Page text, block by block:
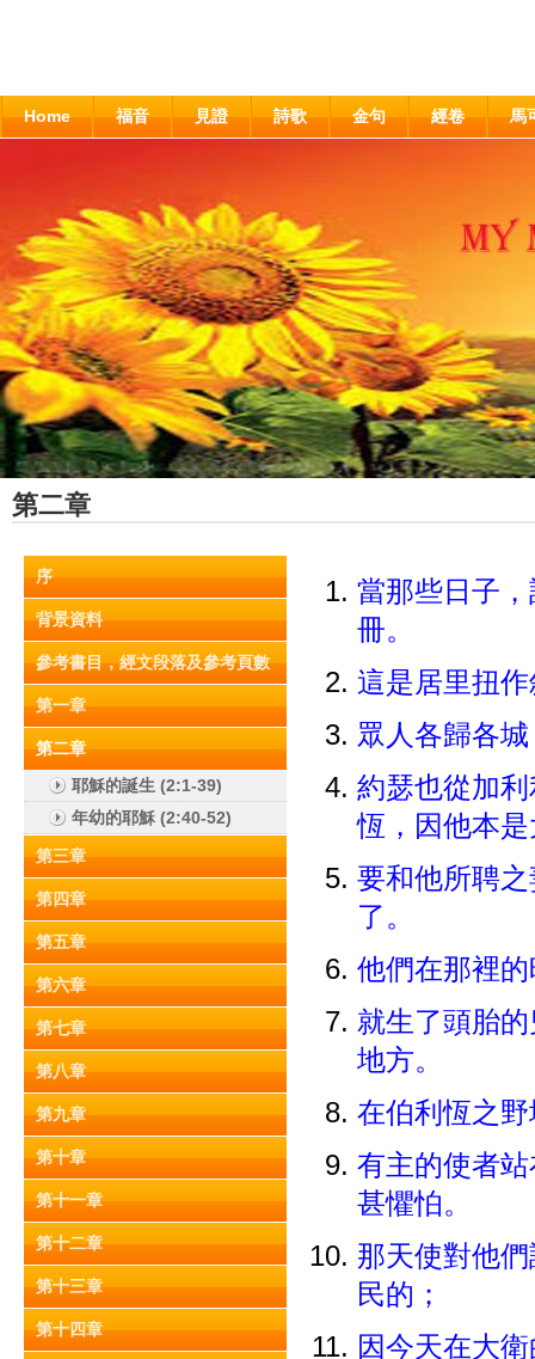
Home 福音 見證 詩歌 金句 經卷 馬
第二章
序
背景資料
參考書目，經文段落及參考頁數
第一章
第二章
耶穌的誕生 (2:1-39)
年幼的耶穌 (2:40-52)
第三章
第四章
第五章
第六章
第七章
第八章
第九章
第十章
第十一章
第十二章
第十三章
第十四章
當那些日子
冊。
這是居里扭
眾人各歸各
約瑟也從加
恆，因他本
要和他所聘
了。
他們在那裡
就生了頭胎
地方。
在伯利恆之
有主的使者
甚懼怕。
那天使對他
民的；
因今天在大